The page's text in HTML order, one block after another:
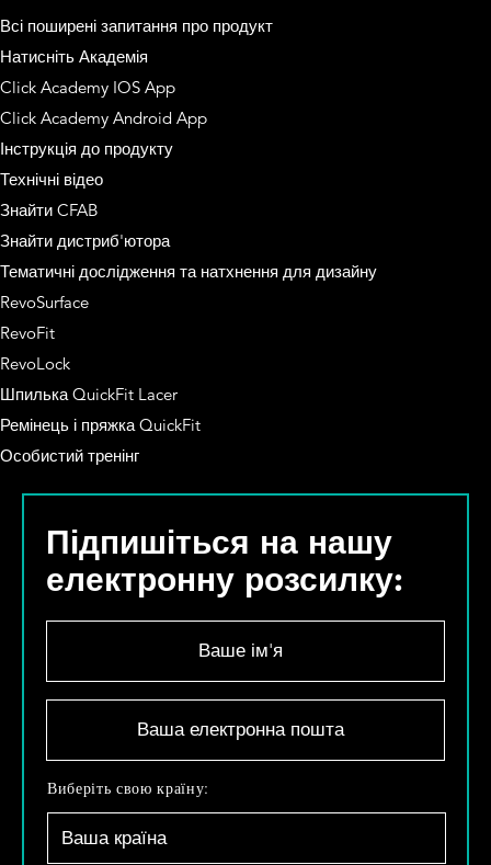
Всі поширені запитання про продукт
Натисніть Академія
Click Academy IOS App
Click Academy Android App
Інструкція до продукту
Технічні відео
Знайти CFAB
Знайти дистриб'ютора
Тематичні дослідження та натхнення для дизайну
RevoSurface
RevoFit
RevoLock
Шпилька QuickFit Lacer
Ремінець і пряжка QuickFit
Особистий тренінг
Підпишіться на нашу
електронну розсилку:
ш
е
я
ш
а
е
В
и
е
Виберіть свою країну: